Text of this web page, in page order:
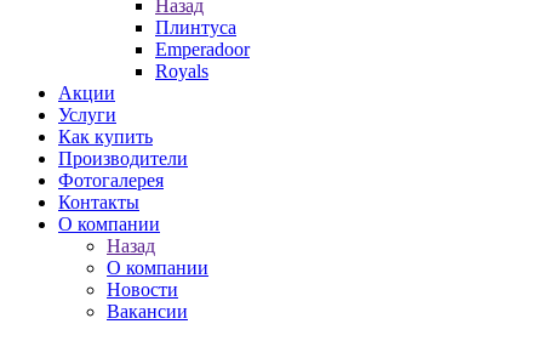
Назад
Плинтуса
Emperadoor
Royals
Акции
Услуги
Как купить
Производители
Фотогалерея
Контакты
О компании
Назад
О компании
Новости
Вакансии